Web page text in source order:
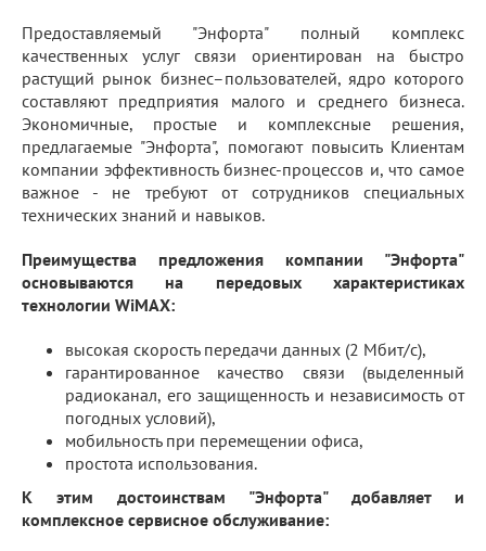
Предоставляемый "Энфорта" полный комплекс
качественных услуг связи ориентирован на быстро
растущий рынок бизнес–пользователей, ядро которого
составляют предприятия малого и среднего бизнеса.
Экономичные, простые и комплексные решения,
предлагаемые "Энфорта", помогают повысить Клиентам
компании эффективность бизнес-процессов и, что самое
важное - не требуют от сотрудников специальных
технических знаний и навыков.
Преимущества предложения компании "Энфорта"
основываются на передовых характеристиках
технологии WiMAX:
высокая скорость передачи данных (2 Мбит/c),
гарантированное качество связи (выделенный
радиоканал, его защищенность и независимость от
погодных условий),
мобильность при перемещении офиса,
простота использования.
К этим достоинствам "Энфорта" добавляет и
комплексное сервисное обслуживание: